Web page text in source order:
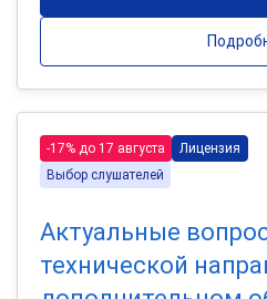
-17% до 17 августа
Лицензия
Выбор слушателей
Актуальные
технической